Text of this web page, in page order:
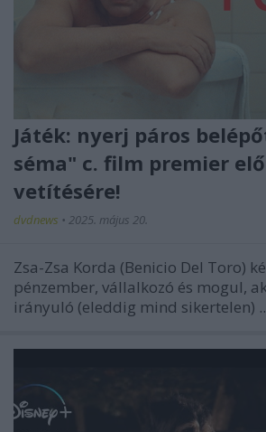
Játék: nyerj páros
séma" c. film premier
vetítésére!
dvdnews • 2025. május 20.
Zsa-Zsa Korda (Benicio Del Toro)
pénzember, vállalkozó és mogul,
irányuló (eleddig mind sikertelen)